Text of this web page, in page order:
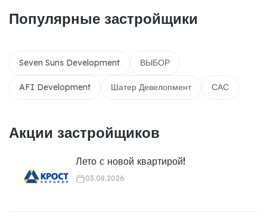
Популярные застройщики
Seven Suns Development ВЫБОР
AFI Development Шатер Девелопмент САС
Акции застройщиков
Лето с новой квартирой!
03.08.2026